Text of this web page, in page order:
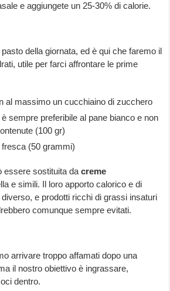
e aggiungete un 25-30% di calorie.
della giornata, ed è qui che faremo il
utile per farci affrontare le prime
al massimo un cucchiaino di zucchero
sempre preferibile al pane bianco e non
(100 gr)
(50 grammi)
essere sostituita dacreme
e simili. Il loro apporto calorico e di
e prodotti ricchi di grassi insaturi
comunque sempre evitati.
arrivare troppo affamati dopo una
il nostro obiettivo è ingrassare,
dentro.